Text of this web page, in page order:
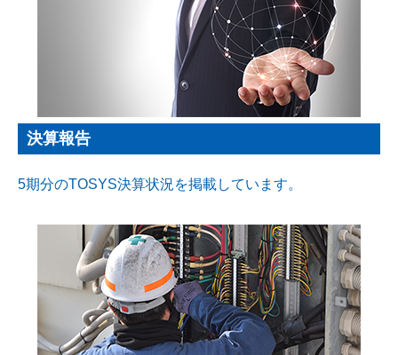
決算報告
5期分のTOSYS決算状況を掲載しています。